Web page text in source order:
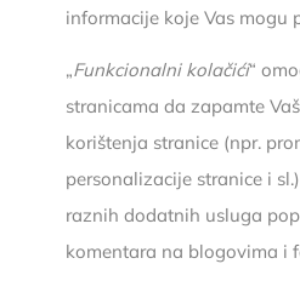
informacije koje Vas mogu
„Funkcionalni kolačići“
stranicama da zapamte
korištenja stranice (npr.
personalizacije stranice i
raznih dodatnih usluga
komentara na blogovima i